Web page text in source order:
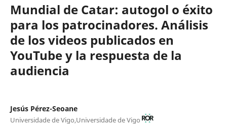
Mundial de Catar: autogol o éxito
para los patrocinadores. Análisis
de los videos publicados en
YouTube y la respuesta de la
audiencia
Jesús Pérez-Seoane
Universidade de Vigo,Universidade de Vigo